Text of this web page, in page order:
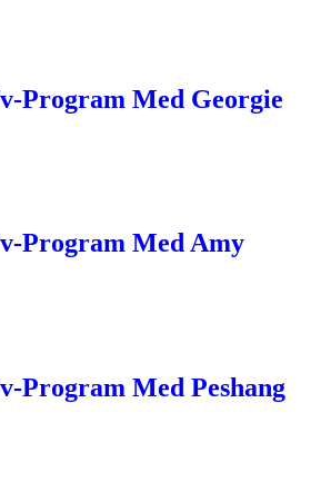
Program Med Georgie
Program Med Amy
Program Med Peshang